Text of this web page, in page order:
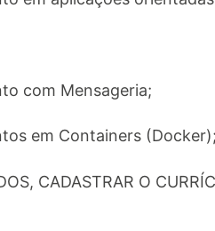
com Mensageria;
em Containers (Docker);
CADASTRAR O